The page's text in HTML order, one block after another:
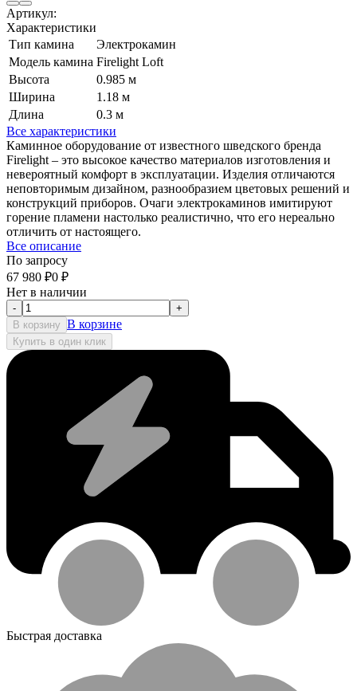
Артикул:
Характеристики
Тип камина
Электрокамин
Модель камина Firelight Loft
Высота
0.985 м
Ширина
1.18 м
Длина
0.3 м
Все характеристики
Каминное оборудование от известного шведского бренда
Firelight – это высокое качество материалов изготовления и
невероятный комфорт в эксплуатации. Изделия отличаются
неповторимым дизайном, разнообразием цветовых решений и
конструкций приборов. Очаги электрокаминов имитируют
горение пламени настолько реалистично, что его нереально
отличить от настоящего.
Все описание
По запросу
67 980 ₽0 ₽
Нет в наличии
-
+
В корзину В корзине
Купить в один клик
Быстрая доставка